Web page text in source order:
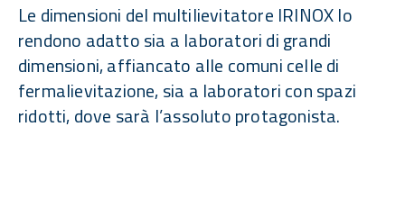
Le dimensioni del multilievitatore IRINOX lo
rendono adatto sia a laboratori di grandi
dimensioni, affiancato alle comuni celle di
fermalievitazione, sia a laboratori con spazi
ridotti, dove sarà l’assoluto protagonista.